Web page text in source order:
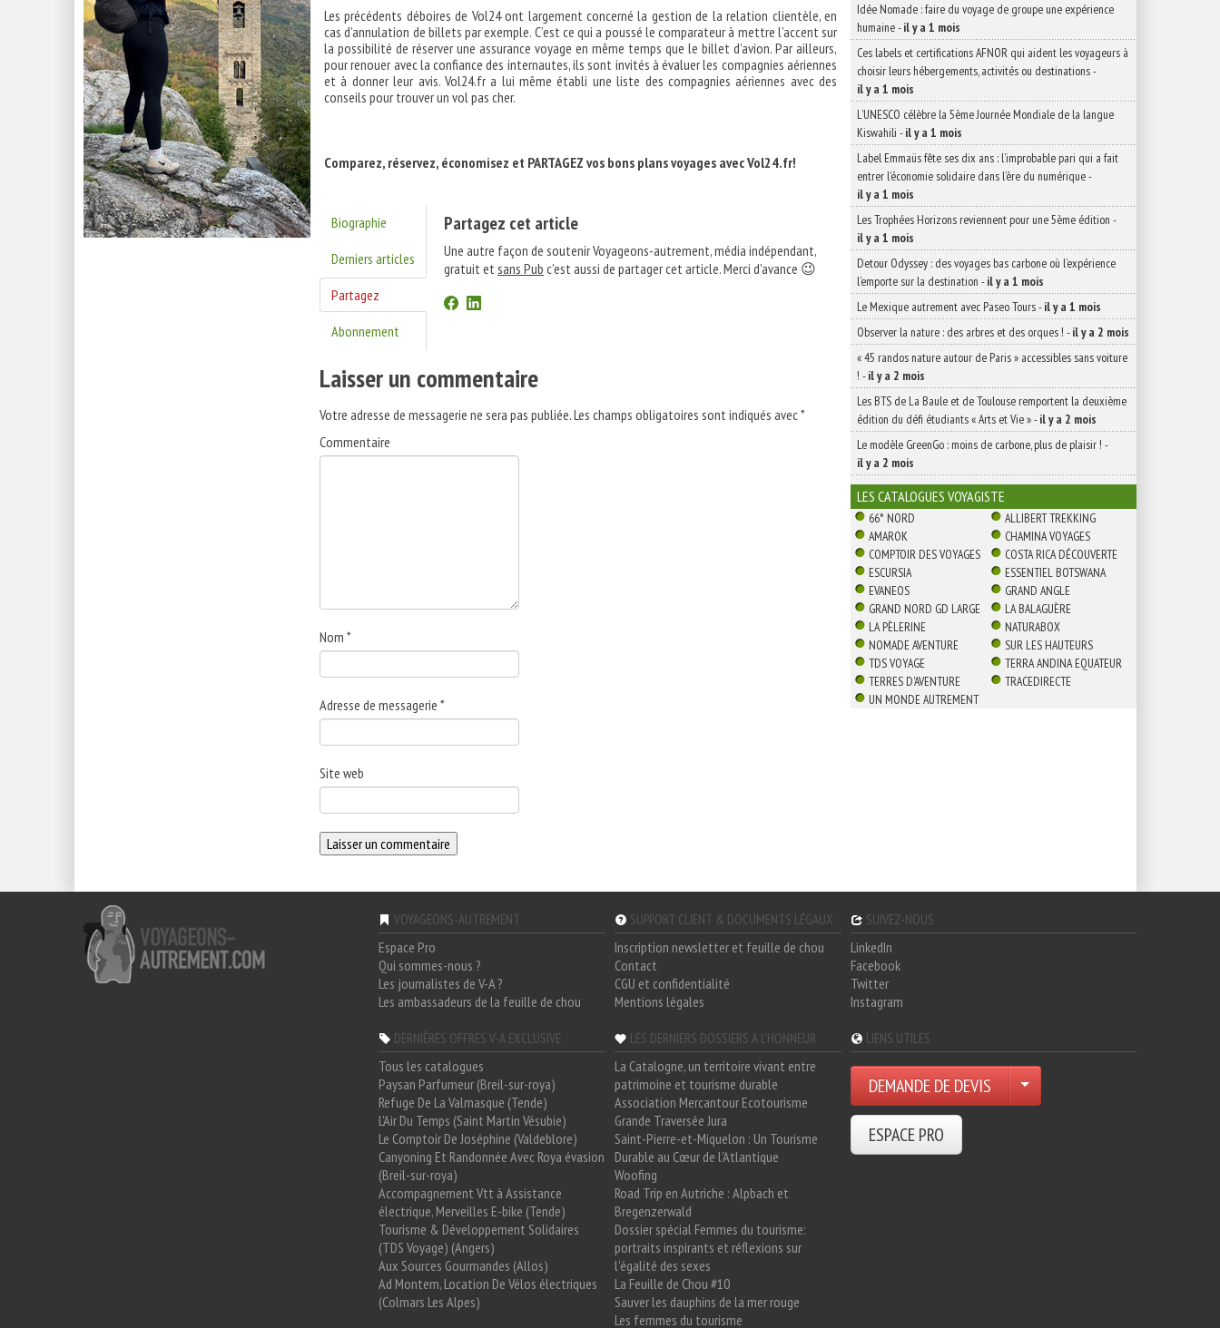
Les précédents déboires de Vol24 ont largement concerné la gestion de la relation clientèle, en
cas d’annulation de billets par exemple. C’est ce qui a poussé le comparateur à mettre l’accent sur
la possibilité de réserver une assurance voyage en même temps que le billet d’avion. Par ailleurs,
pour renouer avec la confiance des internautes, ils sont invités à évaluer les compagnies aériennes
et à donner leur avis. Vol24.fr a lui même établi une liste des compagnies aériennes avec des
conseils pour trouver un vol pas cher.
Comparez, réservez, économisez et PARTAGEZ vos bons plans voyages avec Vol24.fr!
Biographie
Derniers articles
Partagez
Abonnement
Partagez cet article
Une autre façon de soutenir Voyageons-autrement, média indépendant,
gratuit etsans Pub c'est aussi de partager cet article. Merci d'avance 😉
Laisser un commentaire
Votre adresse de messagerie ne sera pas publiée.Les champs obligatoires sont indiqués avec*
Commentaire
Nom *
Adresse de messagerie *
Site web
Idée Nomade : faire du voyage de groupe une expérience
humaine-il y a 1 mois
Ces labels et certifications AFNOR qui aident les voyageurs à
choisir leurs hébergements, activités ou destinations-
il y a 1 mois
L’UNESCO célèbre la 5ème Journée Mondiale de la langue
Kiswahili -il y a 1 mois
Label Emmaüs fête ses dix ans : l’improbable pari qui a fait
entrer l’économie solidaire dans l’ère du numérique-
il y a 1 mois
Les Trophées Horizons reviennent pour une 5ème édition -
il y a 1 mois
Detour Odyssey : des voyages bas carbone où l’expérience
l’emporte sur la destination -il y a 1 mois
Le Mexique autrement avec Paseo Tours-il y a 1 mois
Observer la nature : des arbres et des orques ! -il y a 2 mois
« 45 randos nature autour de Paris » accessibles sans voiture
! -il y a 2 mois
Les BTS de La Baule et de Toulouse remportent la deuxième
édition du défi étudiants « Arts et Vie »-il y a 2 mois
Le modèle GreenGo : moins de carbone, plus de plaisir ! -
il y a 2 mois
LES CATALOGUES VOYAGISTE
66° NORD
ALLIBERT TREKKING
AMAROK
CHAMINA VOYAGES
COMPTOIR DES VOYAGES
COSTA RICA DÉCOUVERTE
ESCURSIA
ESSENTIEL BOTSWANA
EVANEOS
GRAND ANGLE
GRAND NORD GD LARGE
LA BALAGUÈRE
LA PÈLERINE
NATURABOX
NOMADE AVENTURE
SUR LES HAUTEURS
TDS VOYAGE
TERRA ANDINA EQUATEUR
TERRES D'AVENTURE
TRACEDIRECTE
UN MONDE AUTREMENT
VOYAGEONS-AUTREMENT
Espace Pro
Qui sommes-nous ?
Les journalistes de V-A ?
Les ambassadeurs de la feuille de chou
SUPPORT CLIENT & DOCUMENTS LÉGAUX
Inscription newsletter et feuille de chou
Contact
CGU et confidentialité
Mentions légales
SUIVEZ-NOUS
LinkedIn
Facebook
Twitter
Instagram
DERNIÈRES OFFRES V-A EXCLUSIVE
Tous les catalogues
Paysan Parfumeur (Breil-sur-roya)
Refuge De La Valmasque (Tende)
L'Air Du Temps (Saint Martin Vésubie)
Le Comptoir De Joséphine (Valdeblore)
Canyoning Et Randonnée Avec Roya évasion
(Breil-sur-roya)
Accompagnement Vtt à Assistance
électrique, Merveilles E-bike (Tende)
Tourisme & Développement Solidaires
(TDS Voyage) (Angers)
Aux Sources Gourmandes (Allos)
Ad Montem, Location De Vélos électriques
(Colmars Les Alpes)
LES DERNIERS DOSSIERS A L'HONNEUR
La Catalogne, un territoire vivant entre
patrimoine et tourisme durable
Association Mercantour Ecotourisme
Grande Traversée Jura
Saint-Pierre-et-Miquelon : Un Tourisme
Durable au Cœur de l'Atlantique
Woofing
Road Trip en Autriche : Alpbach et
Bregenzerwald
Dossier spécial Femmes du tourisme:
portraits inspirants et réflexions sur
l'égalité des sexes
La Feuille de Chou #10
Sauver les dauphins de la mer rouge
Les femmes du tourisme
LIENS UTILES
DEMANDE DE DEVIS
ESPACE PRO